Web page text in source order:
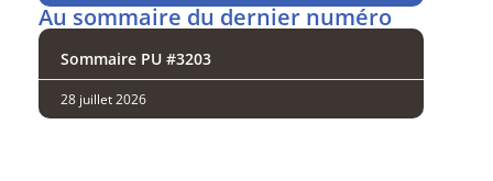
Au sommaire du dernier numéro
Sommaire PU #3203
28 juillet 2026